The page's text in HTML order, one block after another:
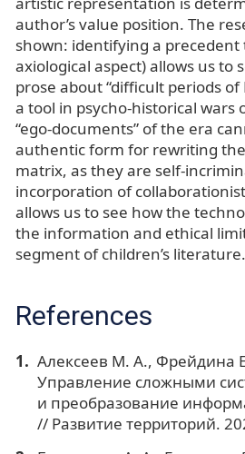
author’s value position. The
shown: identifying a precedent
axiological aspect) allows us to
prose about “difficult periods of
a tool in psycho-historical wars
“ego-documents” of the era
authentic form for rewriting
matrix, as they are self-
incorporation of
allows us to see how the
the information and ethical
segment of children’s literature.
References
Алексеев М. А., Фрейдина
Управление сложными
и преобразование
// Развитие территорий.